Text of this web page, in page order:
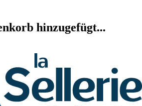
hinzugefügt...